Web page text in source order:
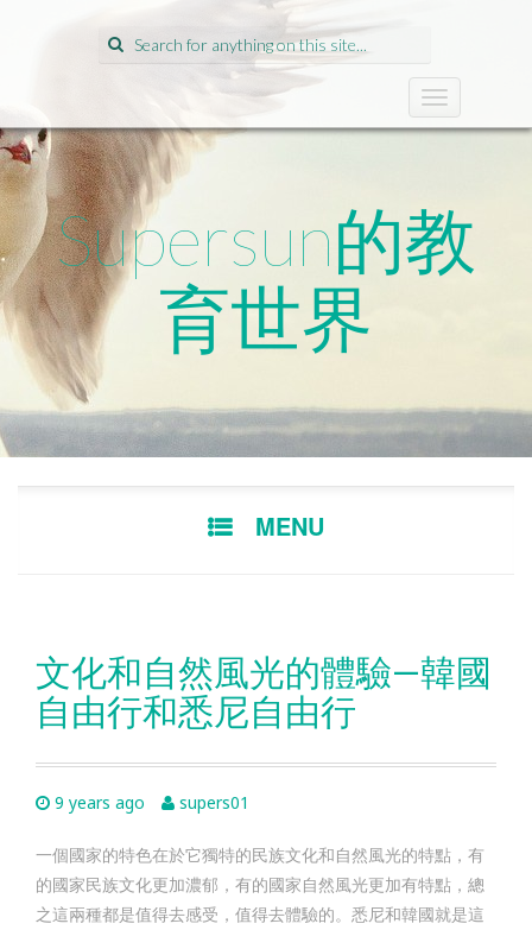
Search
for:
T
o
e
n
a
i
n
Supersun的教
育世界
MENU
文化和自然風光的體驗—韓國
自由行和悉尼自由行
9 years ago supers01
一個國家的特色在於它獨特的民族文化和自然風光的特點，有
的國家民族文化更加濃郁，有的國家自然風光更加有特點，總
之這兩種都是值得去感受，值得去體驗的。悉尼和韓國就是這